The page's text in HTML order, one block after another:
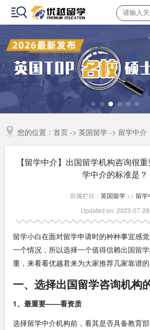
您的位置： 首页-> 英国留学-> 留学中介
【留学中介】出国留学机构咨询很
学中介的标准是？
所属栏目： 英国留学 >> 留学
Updated on: 2023-07-28
留学小白在面对留学申请时的种种事宜感
一个情况，所以选择一个值得信赖出国留
重，来看看优越君来为大家推荐几家靠谱
一、选择出国留学咨询机构
1、最重要——看资质
选择留学中介机构前，看其是否具备教育